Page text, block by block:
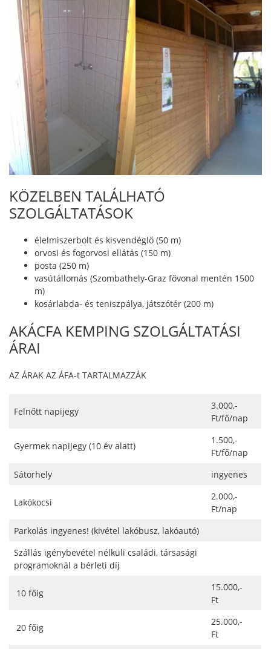
KÖZELBEN TALÁLHATÓ
SZOLGÁLTATÁSOK
élelmiszerbolt és kisvendéglő (50 m)
orvosi és fogorvosi ellátás (150 m)
posta (250 m)
vasútállomás (Szombathely-Graz fővonal mentén 1500
m)
kosárlabda- és teniszpálya, játszótér (200 m)
AKÁCFA KEMPING SZOLGÁLTATÁSI
ÁRAI
AZ ÁRAK AZ ÁFA-t TARTALMAZZÁK
Felnőtt napijegy
3.000,-
Ft/fő/nap
Gyermek napijegy (10 év alatt)
1.500,-
Ft/fő/nap
Sátorhely
ingyenes
Lakókocsi
2.000,-
Ft/nap
Parkolás ingyenes! (kivétel lakóbusz, lakóautó)
Szállás igénybevétel nélküli családi, társasági
programoknál a bérleti díj
10 főig
15.000,-
Ft
20 főig
25.000,-
Ft